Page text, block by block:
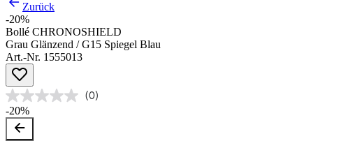
Zurück
-20%
Bollé CHRONOSHIELD
Grau Glänzend / G15 Spiegel Blau
Art.-Nr. 1555013
(0)
-20%